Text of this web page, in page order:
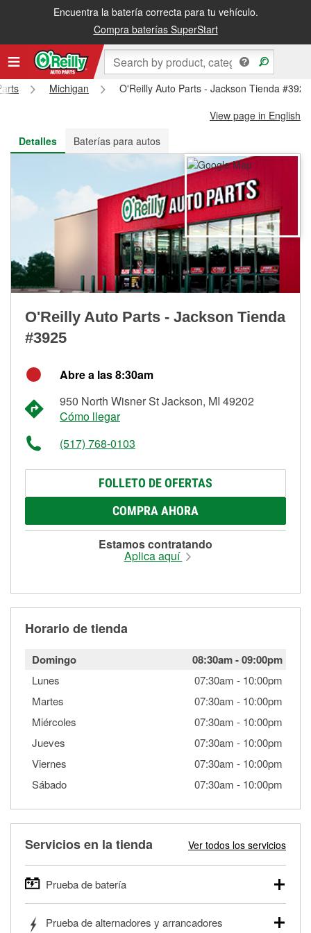
Encuentra la batería correcta para tu vehículo.
Compra baterías SuperStart
Recibe tu orden gratis al día siguiente o recógela en la tienda
Michigan
O'Reilly Auto Parts - Jackson Tienda #3925
View page in English
Detalles
Baterías para autos
O'Reilly Auto Parts - Jackson Tienda
#3925
Abre a las 8:30am
950 North Wisner St Jackson, MI 49202
Cómo llegar
(517) 768-0103
FOLLETO DE OFERTAS
COMPRA AHORA
Estamos contratando
Aplica aquí
Horario de tienda
Domingo 08:30am-09:00pm
Lunes 07:30am - 10:00pm
Martes
07:30am - 10:00pm
Miércoles
07:30am - 10:00pm
Jueves
07:30am - 10:00pm
Viernes
07:30am - 10:00pm
Sábado
07:30am - 10:00pm
Servicios en la tienda Ver todos los servicios
Prueba de batería
autos, camionetas, SUVs, vehículos comerciales y
Prueba de alternadores y arrancadores